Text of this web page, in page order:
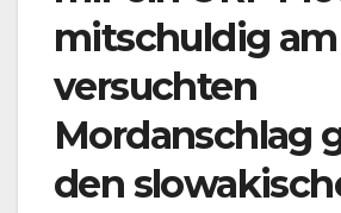
mitschuldig am
versuchten
Mordanschlag
den